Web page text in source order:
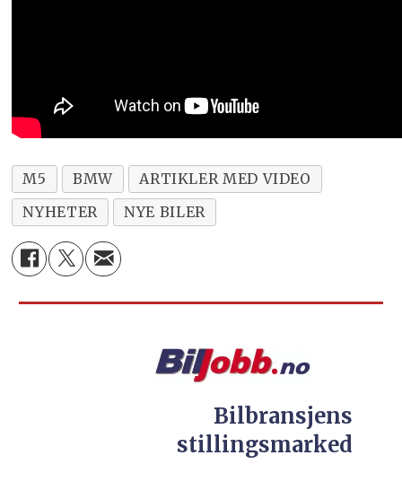
M5 BMW
ARTIKLER MED VIDEO
NYHETER
NYE BILER
Bilbransjens
stillingsmarked